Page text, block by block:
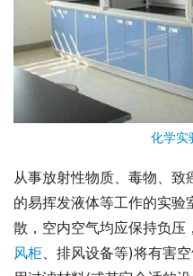
化学实
从事放射性物质、毒物、致
的易挥发液体等工作的实
散，空内空气均应保持负压
风柜、排风设备等)将有害